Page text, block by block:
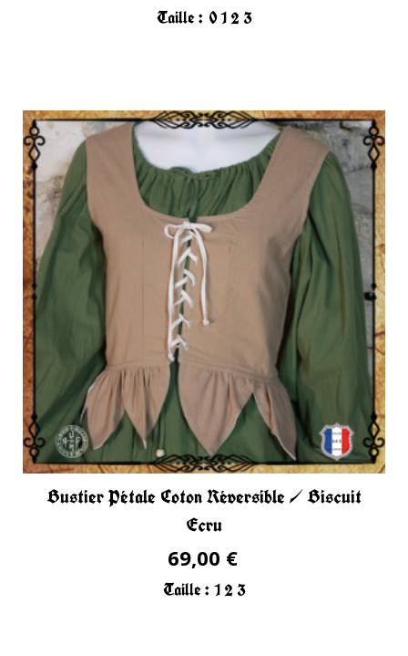
Taille : 01 2 3
Bustier Pétale Coton Réversible / Biscuit
Ecru
69,00 €
Taille : 1 2 3